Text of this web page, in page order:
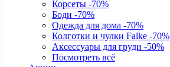
Корсеты -70%
Боди -70%
Одежда для дома -70%
Колготки и чулки Falke -70%
Аксессуары для груди -50%
Посмотреть всё